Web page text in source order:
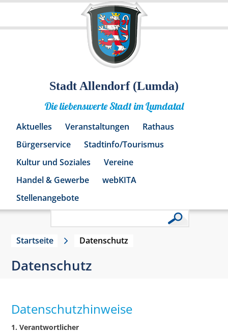
Stadt Allendorf (Lumda)
Die liebenswerte Stadt im Lumdatal
Aktuelles Veranstaltungen
Rathaus
Bürgerservice
Stadtinfo/Tourismus
Kultur und Soziales
Vereine
Handel & Gewerbe
webKITA
Stellenangebote
Startseite Datenschutz
Datenschutz
Datenschutzhinweise
1. Verantwortlicher